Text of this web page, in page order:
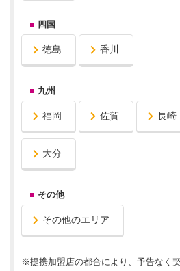
四国
徳島 香川
九州
福岡 佐賀 長崎
大分
その他
その他のエリア
※提携加盟店の都合により、予告なく